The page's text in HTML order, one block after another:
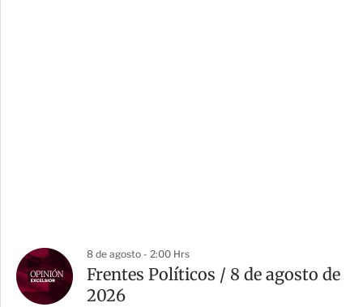
8 de agosto - 2:00 Hrs
Frentes Políticos / 8 de agosto de
2026